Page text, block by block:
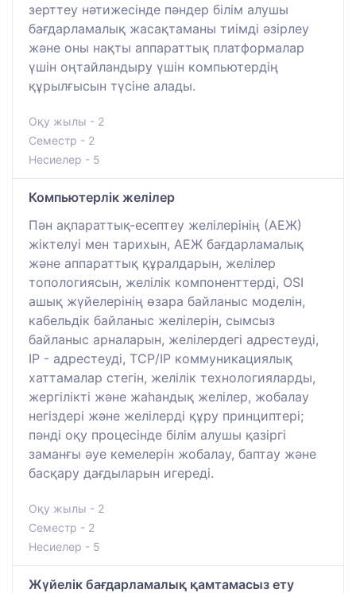
зерттеу нәтижесінде пәндер білім алушы
бағдарламалық жасақтаманы тиімді әзірлеу
және оны нақты аппараттық платформалар
үшін оңтайландыру үшін компьютердің
құрылғысын түсіне алады.
Оқу жылы - 2
Семестр - 2
Несиелер - 5
Компьютерлік желілер
Пән ақпараттық-есептеу желілерінің (АЕЖ)
жіктелуі мен тарихын, АЕЖ бағдарламалық
және аппараттық құралдарын, желілер
топологиясын, желілік компоненттерді, OSI
ашық жүйелерінің өзара байланыс моделін,
кабельдік байланыс желілерін, сымсыз
байланыс арналарын, желілердегі адрестеуді,
IP - адрестеуді, TCP/IP коммуникациялық
хаттамалар стегін, желілік технологияларды,
жергілікті және жаһандық желілер, жобалау
негіздері және желілерді құру принциптері;
пәнді оқу процесінде білім алушы қазіргі
заманғы әуе кемелерін жобалау, баптау және
басқару дағдыларын игереді.
Оқу жылы - 2
Семестр - 2
Несиелер - 5
Жүйелік бағдарламалық қамтамасыз ету